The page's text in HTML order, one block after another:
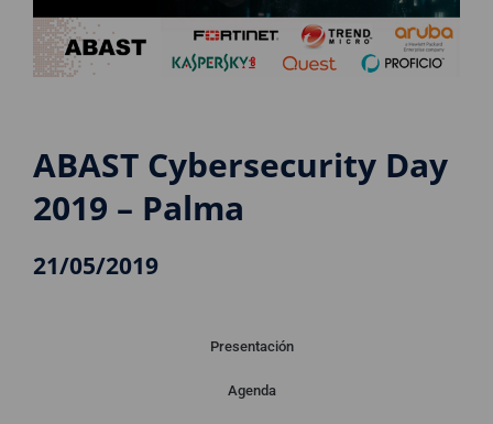
ABAST Cybersecurity Day
2019 – Palma
21/05/2019
Presentación
Agenda